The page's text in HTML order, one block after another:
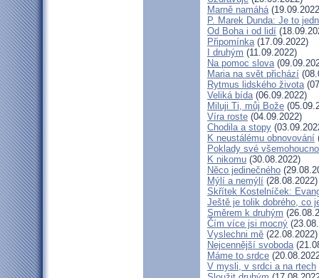
Marně namáhá
P. Marek Dunda: Je to
Od Boha i od lidí
Připomínka(17.09.2022)
I druhým (11.09.2022)
Na pomoc slova
Maria na svět přichází
Rytmus lidského života
Veliká bída(06.09.2022)
Miluji Ti, můj Bože
Víra roste (04.09.2022)
Chodila a stopy
K neustálému obnovování
Poklady své
K nikomu (30.08.2022)
Něco jedinečného
Mýlí a nemýlí (28.08.2022)
Skřítek Kostelníček:
Ještě je tolik dobrého, co
Směrem k druhým
Čím více jsi mocný
Vyslechni mě (22.08.2022)
Nejcennější svoboda
Máme to srdce
V mysli, v srdci a na rtech